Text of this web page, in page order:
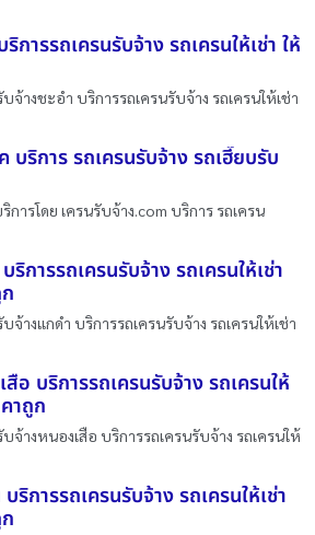
การรถเครนรับจ้าง รถเครนให้เช่า ให้
จ้างชะอำ บริการรถเครนรับจ้าง รถเครนให้เช่า
บริการ รถเครนรับจ้าง รถเฮี๊ยบรับ
การโดย เครนรับจ้าง.com บริการ รถเครน
การรถเครนรับจ้าง รถเครนให้เช่า
จ้างแกดำ บริการรถเครนรับจ้าง รถเครนให้เช่า
อ บริการรถเครนรับจ้าง รถเครนให้
าถูก
จ้างหนองเสือ บริการรถเครนรับจ้าง รถเครนให้
ริการรถเครนรับจ้าง รถเครนให้เช่า